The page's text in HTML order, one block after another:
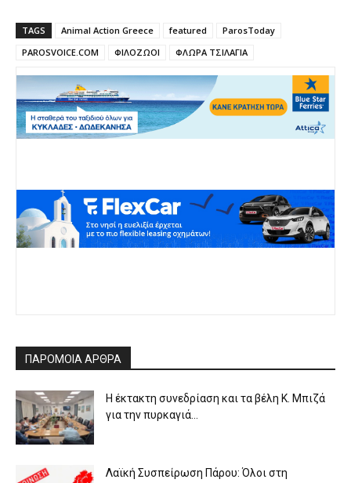
TAGS Animal Action Greece featured
ParosToday
PAROSVOICE.COM
ΦΙΛΟΖΩΟΙ ΦΛΩΡΑ ΤΣΙΛΑΓΙΑ
ΠΑΡΟΜΟΙΑ ΑΡΘΡΑ
Η έκτακτη συνεδρίαση και τα βέλη Κ. Μπιζά
για την πυρκαγιά...
Λαϊκή Συσπείρωση Πάρου: Όλοι στη